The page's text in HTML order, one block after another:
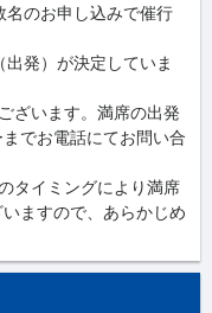
名のお申し込みで催行
発）が決定していま
ざいます。満席の出発
でお電話にてお問い合
タイミングにより満席
ますので、あらかじめ